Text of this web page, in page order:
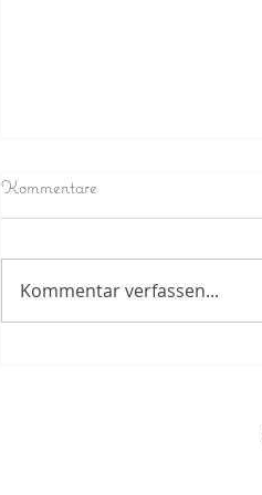
Kommentare
Kommentar verfassen...